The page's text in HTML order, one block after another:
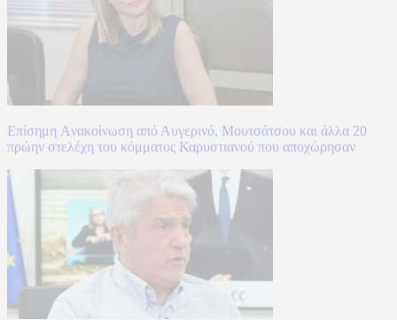
Επίσημη Aνακοίνωση από Αυγερινό, Μουτσάτσου και άλλα 20
πρώην στελέχη του κόμματος Καρυστιανού που αποχώρησαν